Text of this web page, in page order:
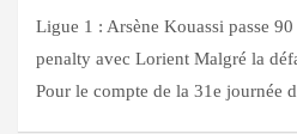
Ligue 1 : Arsène Kouassi passe
penalty avec Lorient Malgré la
Pour le compte de la 31e journée